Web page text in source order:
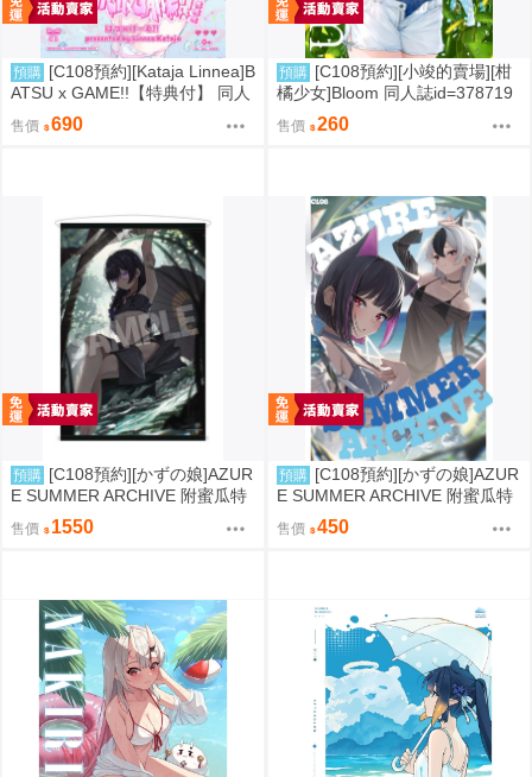
預購 [C108預約][Kataja Linnea]B
ATSU x GAME!!【特典付】 同人
誌id=3787280
售價 690
預購 [C108預約][小竣的賣場][柑
橘少女]Bloom 同人誌id=378719
8
售價 260
預購 [C108預約][かずの娘]AZUR
E SUMMER ARCHIVE 附蜜瓜特
典小卡+B2掛軸 蔚藍檔案 同人誌i
d=3726220
售價 1550
預購 [C108預約][かずの娘]AZUR
E SUMMER ARCHIVE 附蜜瓜特
典小卡 蔚藍檔案 同人誌id=3786
337
售價 450